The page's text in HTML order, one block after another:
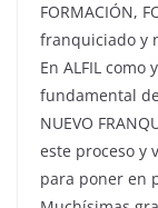
FORMACIÓN,
franquiciado y
En ALFIL
fundamental
NUEVO
este proceso y
para poner en